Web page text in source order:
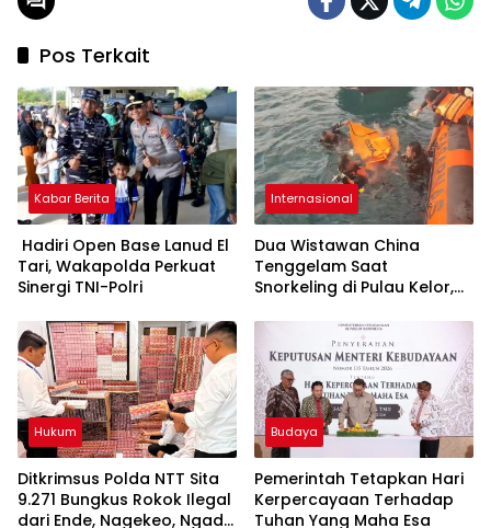
Pos Terkait
Kabar Berita
Hadiri Open Base Lanud El
Tari, Wakapolda Perkuat
Sinergi TNI-Polri
Internasional
Dua Wistawan China
Tenggelam Saat
Snorkeling di Pulau Kelor,
Hukum
Ditkrimsus Polda NTT Sita
9.271 Bungkus Rokok Ilegal
dari Ende, Nagekeo, Ngada
Budaya
Pemerintah Tetapkan Hari
Kerpercayaan Terhadap
Tuhan Yang Maha Esa